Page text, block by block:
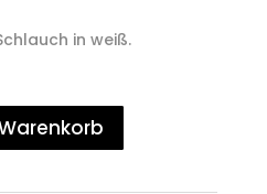
in weiß.